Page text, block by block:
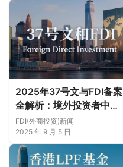
2025年37号文与FDI备案
全解析：境外投资者中国
市场合规投资双通道指南
FDI(外商投资)新闻
2025 年 9 月 5 日